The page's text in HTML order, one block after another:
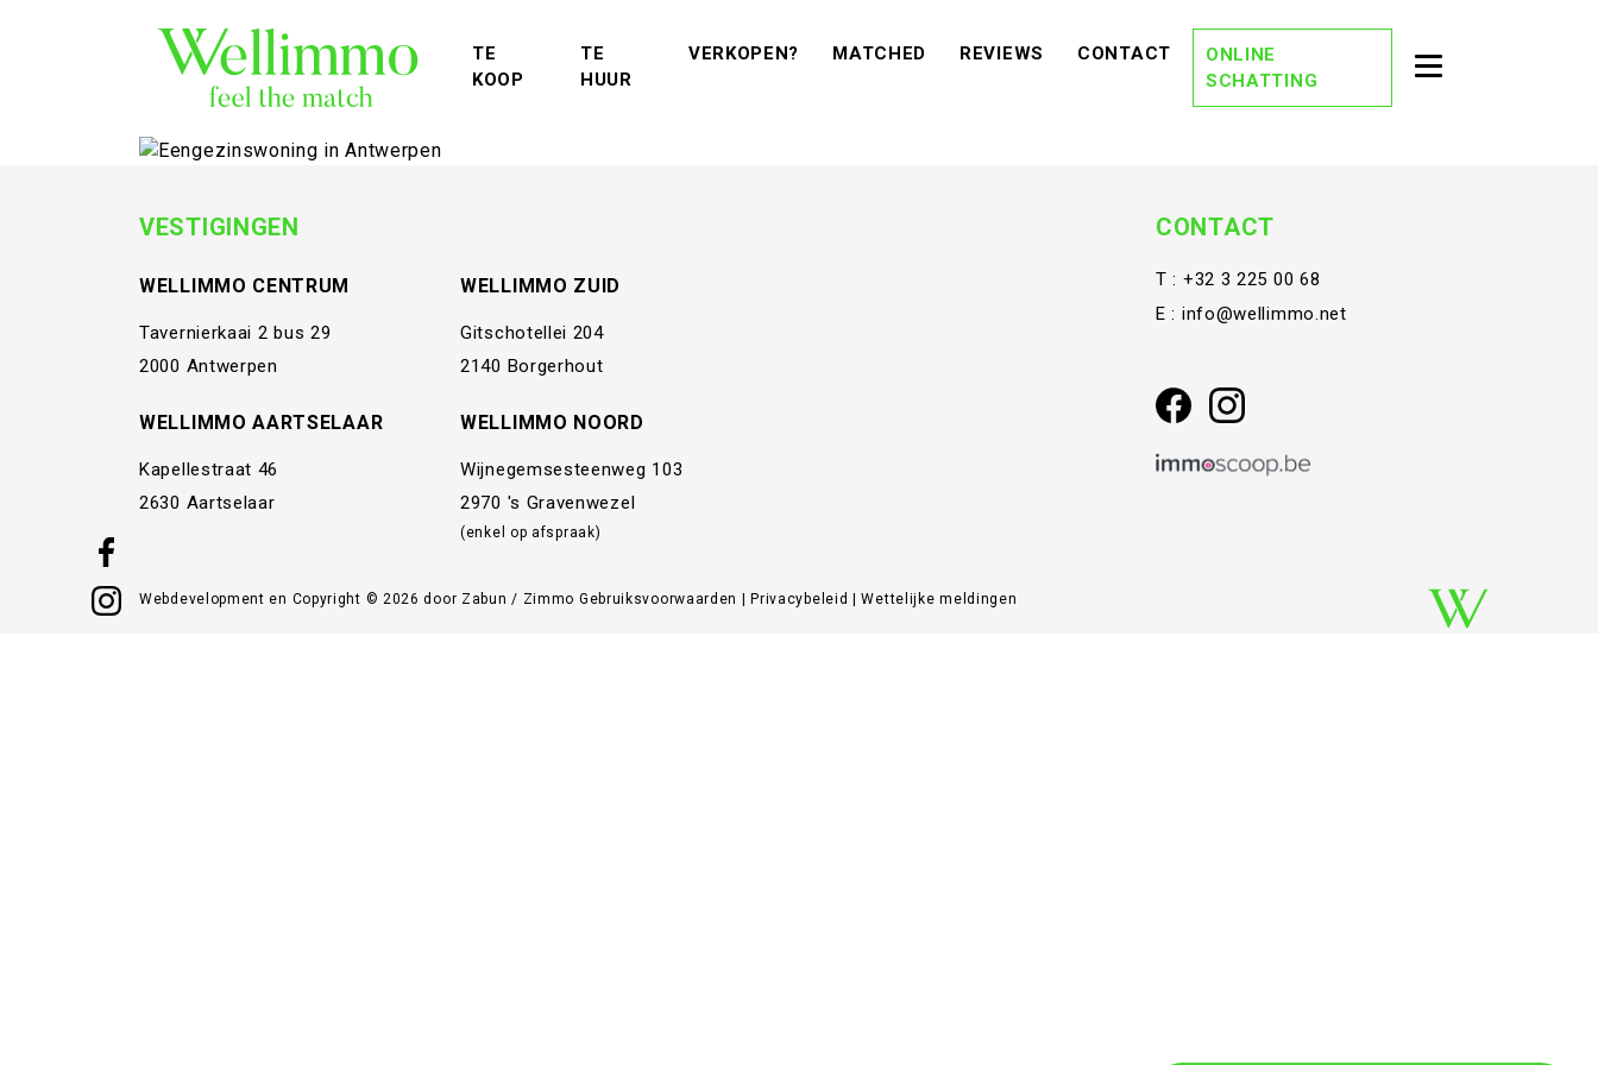
TE
KOOP (TE KOOP)
TE
HUUR
VERKOPEN? (VERKOPEN?)
MATCHED (MATCHED)
REVIEWS (REVIEWS)
CONTACT(CONTACT)
ONLINE
SCHATTING
OVER ONS(OVER ONS)
VACATURES
STAY TUNED
Toggle second
VESTIGINGEN
WELLIMMO CENTRUM
Tavernierkaai 2 bus 29
2000 Antwerpen
WELLIMMO ZUID
Gitschotellei 204
2140 Borgerhout
WELLIMMO AARTSELAAR
Kapellestraat 46
2630 Aartselaar
WELLIMMO NOORD
Wijnegemsesteenweg 103
2970 's Gravenwezel
(enkel op afspraak)
CONTACT
T : +32 3 225 00 68
E : info@wellimmo.net
Webdevelopment en Copyright © 2026 door Zabun / Zimmo Gebruiksvoorwaarden |Privacybeleid|Wettelijke meldingen